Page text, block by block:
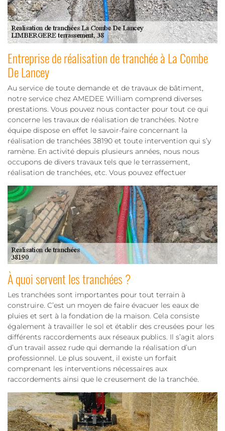
Entreprise de réalisation de tranchée à La Combe
De Lancey
Au service de toute demande et de travaux de bâtiment,
notre service chez AMEDEE William comprend diverses
prestations. Vous pouvez nous contacter pour tout ce qui
concerne les travaux de réalisation de tranchées. Notre
équipe dispose en effet le savoir-faire concernant la
réalisation de tranchées 38190 et toute intervention qui s’y
ramène. En activité depuis plusieurs années, nous nous
occupons de divers travaux tels que le terrassement,
réalisation de tranchées, etc. Vous pouvez effectuer
À quoi servent les tranchées ?
Les tranchées sont importantes pour tout terrain à
construire. C’est un moyen de faire évacuer les eaux de
pluies et sert à la fondation de la maison. Cela consiste
également à travailler le sol et établir des creusées pour les
différents raccordements aux réseaux publics. Il s’agit alors
d’un travail assez rude qui demande la réalisation d’un
professionnel. Le plus souvent, il existe un forfait
comprenant les interventions nécessaires aux
raccordements ainsi que le creusement de la tranchée.